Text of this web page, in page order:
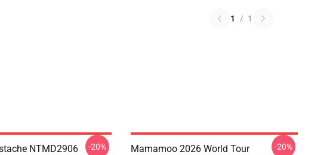
1 / 1
NTMD2906
-20%
Mamamoo 2026 World Tour
-20%